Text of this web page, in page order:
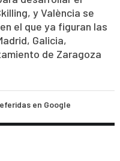
y València se
el que ya figuran las
Galicia,
de Zaragoza
en Google